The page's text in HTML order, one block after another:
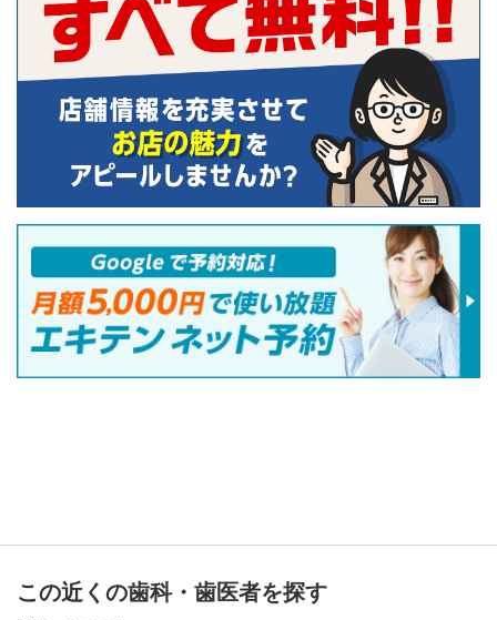
この近くの歯科・歯医者を探す